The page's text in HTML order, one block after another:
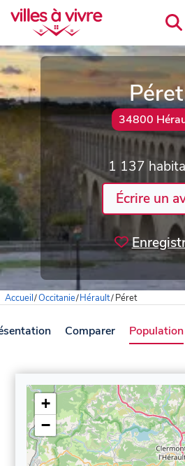
Péret
34800
1 137
Écrire un
Accueil/Occitanie/Hérault/Péret
Comparer Population
+
−